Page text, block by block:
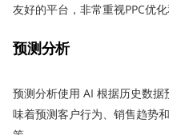
友好的平台，非常重视PPC优化
预测分析
预测分析使用 AI 根据历史数
味着预测客户行为、销售趋势